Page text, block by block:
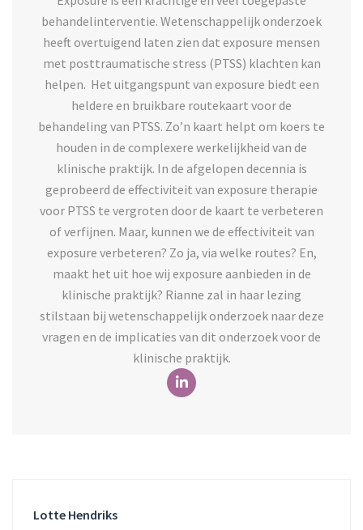
behandelinterventie. Wetenschappelijk onderzoek
heeft overtuigend laten zien dat exposure mensen
met posttraumatische stress (PTSS) klachten kan
helpen. Het uitgangspunt van exposure biedt een
heldere en bruikbare routekaart voor de
behandeling van PTSS. Zo’n kaart helpt om koers te
houden in de complexere werkelijkheid van de
klinische praktijk. In de afgelopen decennia is
geprobeerd de effectiviteit van exposure therapie
voor PTSS te vergroten door de kaart te verbeteren
of verfijnen. Maar, kunnen we de effectiviteit van
exposure verbeteren? Zo ja, via welke routes? En,
maakt het uit hoe wij exposure aanbieden in de
klinische praktijk? Rianne zal in haar lezing
stilstaan bij wetenschappelijk onderzoek naar deze
vragen en de implicaties van dit onderzoek voor de
klinische praktijk.
Lotte Hendriks